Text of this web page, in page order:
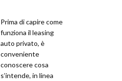
Prima di capire come
funziona il leasing
auto privato, è
conveniente
conoscere cosa
s’intende, in linea